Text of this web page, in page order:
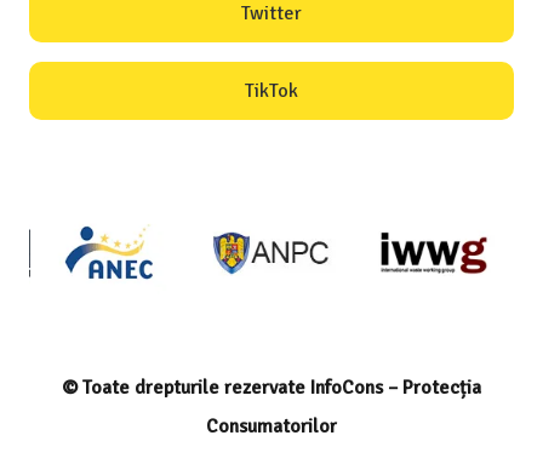
Twitter
TikTok
© Toate drepturile rezervate InfoCons – Protecția
Consumatorilor